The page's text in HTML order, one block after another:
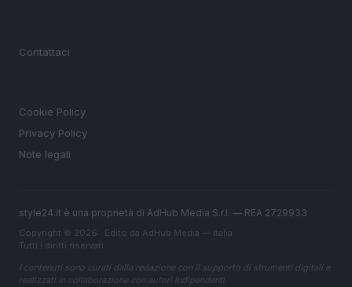
Contattaci
Cookie Policy
Privacy Policy
Note legali
style24.it è una proprietà di AdHub Media S.r.l. — REA 2729933
Copyright © 2026 · Edito da AdHub Media — Italia
Tutti i diritti riservati
I contenuti sono curati dalla redazione con il supporto di strumenti digitali e
realizzati in collaborazione con autori indipendenti.